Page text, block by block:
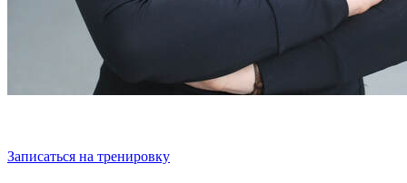
Записаться на тренировку